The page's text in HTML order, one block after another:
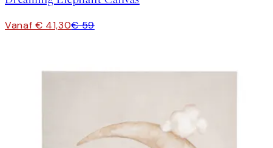
Vanaf € 41,30€ 59